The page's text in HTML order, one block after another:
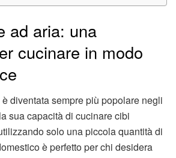
ad aria: una
cucinare in modo
diventata sempre più popolare negli
sua capacità di cucinare cibi
solo una piccola quantità di
è perfetto per chi desidera